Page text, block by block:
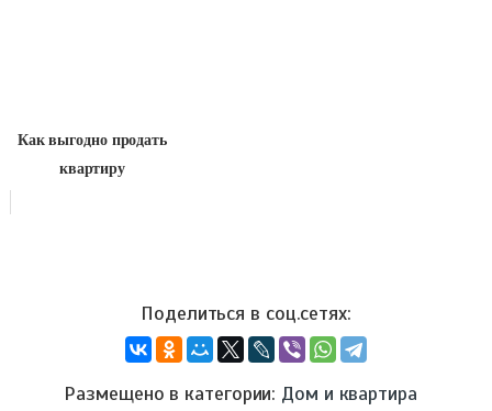
Как выгодно продать
квартиру
Размещено в категории: Дом и квартира